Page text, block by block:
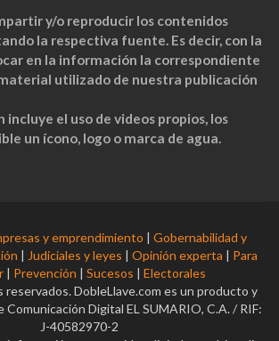
y/o reproducir los contenidos
la respectiva fuente. Es decir, con la
en la información la correspondiente
utilizado de nuestra publicación
el uso de videos propios, los
un ícono, logo o marca de agua.
y emprendimiento | Gobernabilidad y
| Judiciales y leyes | Opinión experta | Para
| Prevención | Sucesos | Electorales
DobleLlave.com es un producto y
Comunicación Digital EL SUMARIO, C.A. / RIF:
J-40582970-2